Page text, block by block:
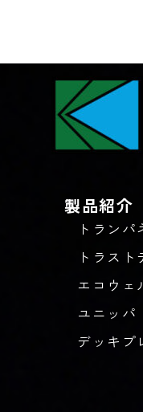
製品紹介
トランパ
トラスト
エコウェ
ユニッパ
デッキプ